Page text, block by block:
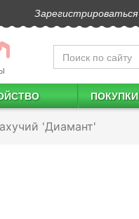
Зарегистрироваться
ПОКУПКИ
'Диамант'